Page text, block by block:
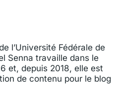
l’Université Fédérale de
Senna travaille dans le
et, depuis 2018, elle est
de contenu pour le blog